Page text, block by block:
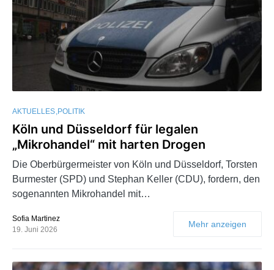
AKTUELLES POLITIK
Köln und Düsseldorf für legalen
„Mikrohandel“ mit harten Drogen
Die Oberbürgermeister von Köln und Düsseldorf, Torsten
Burmester (SPD) und Stephan Keller (CDU), fordern, den
sogenannten Mikrohandel mit…
Sofia Martinez
19. Juni 2026
Mehr anzeigen